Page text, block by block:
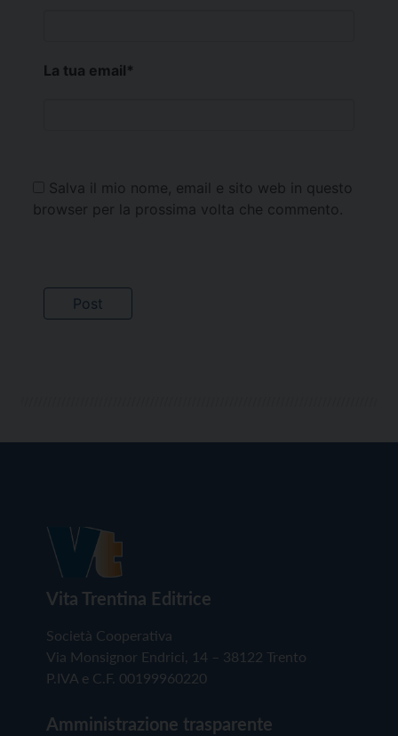
La tua email*
Salva il mio nome, email e sito web in questo
browser per la prossima volta che commento.
Vita Trentina Editrice
Società Cooperativa
Via Monsignor Endrici, 14 – 38122 Trento
P.IVA e C.F. 00199960220
Amministrazione trasparente